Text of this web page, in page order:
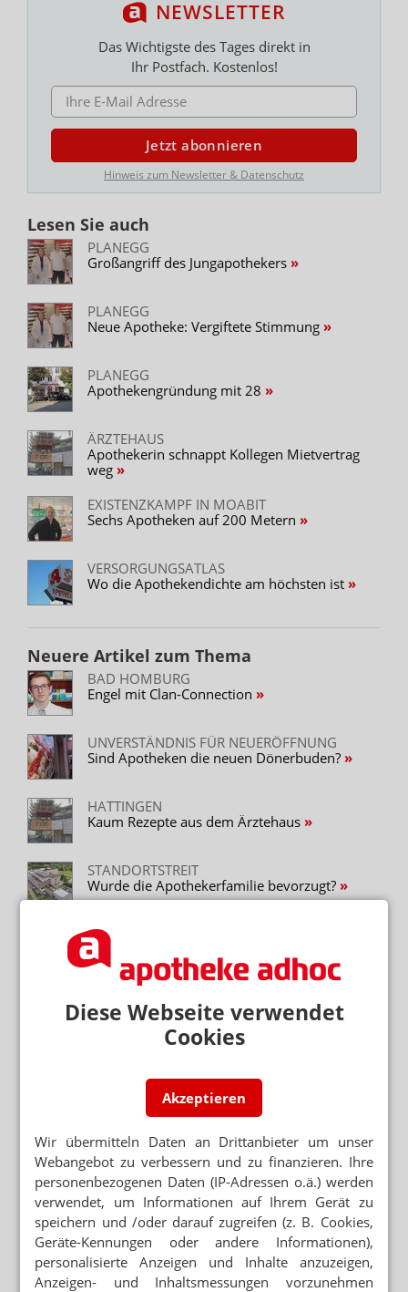
Diese Webseite verwendet
Cookies
Akzeptieren
Wir übermitteln Daten an Drittanbieter um unser
Webangebot zu verbessern und zu finanzieren. Ihre
personenbezogenen Daten (IP-Adressen o.ä.) werden
verwendet, um Informationen auf Ihrem Gerät zu
speichern und /oder darauf zugreifen (z. B. Cookies,
Geräte-Kennungen oder andere Informationen),
personalisierte Anzeigen und Inhalte anzuzeigen,
Anzeigen- und Inhaltsmessungen vorzunehmen
NEWSLETTER
Das Wichtigste des Tages direkt in
Ihr Postfach. Kostenlos!
E-MAIL ADRESSE
Jetzt abonnieren
Hinweis zum Newsletter & Datenschutz
Lesen Sie auch
PLANEGG
Großangriff des Jungapothekers
PLANEGG
Neue Apotheke: Vergiftete Stimmung
PLANEGG
Apothekengründung mit 28
ÄRZTEHAUS
Apothekerin schnappt Kollegen Mietvertrag
weg
EXISTENZKAMPF IN MOABIT
Sechs Apotheken auf 200 Metern
VERSORGUNGSATLAS
Wo die Apothekendichte am höchsten ist
Neuere Artikel zum Thema
BAD HOMBURG
Engel mit Clan-Connection
UNVERSTÄNDNIS FÜR NEUERÖFFNUNG
Sind Apotheken die neuen Dönerbuden?
HATTINGEN
Kaum Rezepte aus dem Ärztehaus
STANDORTSTREIT
Wurde die Apothekerfamilie bevorzugt?
APOTHEKENKOOPERATIONEN
Apotheker wollen easy-Konkurrenz verhindern
„Das Beste aus Deutschlands Apotheken“
Apothekenpächter mit 28
Nach Schimmelfall: Aufsicht besucht alle
Apotheken
Mehr zum Thema
RETTUNGSDIENST STATT ANTIHISTAMINIKA
Notdienst-Apotheker rettet Nussallergiker